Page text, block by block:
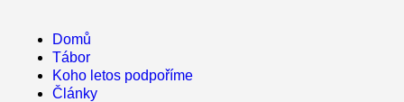
Domů
Tábor
Koho letos podpoříme
Články